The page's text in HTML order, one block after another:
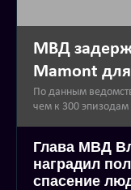
МВД
Mamont
По данным
чем к 300
Глава МВД
наградил
спасение